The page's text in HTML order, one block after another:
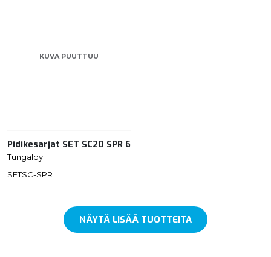
KUVA PUUTTUU
Pidikesarjat SET SC20 SPR 6
Tungaloy
SETSC-SPR
NÄYTÄ LISÄÄ TUOTTEITA